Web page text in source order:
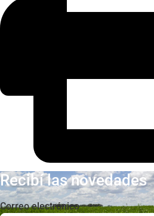
Recibí las novedades
Correo electrónico